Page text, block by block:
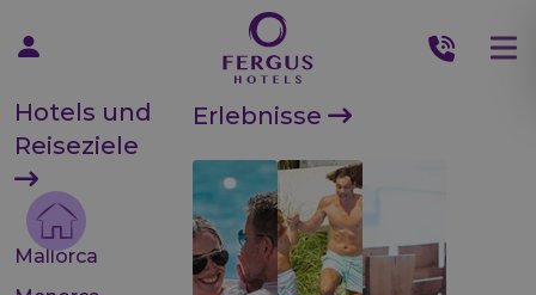
Hotels und
Reiseziele
Mallorca
Erlebnisse